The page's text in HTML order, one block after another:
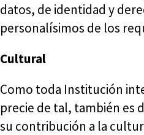
datos, de identidad y
personalísimos de los
Cultural
Como toda Institución
precie de tal, también es
su contribución a la